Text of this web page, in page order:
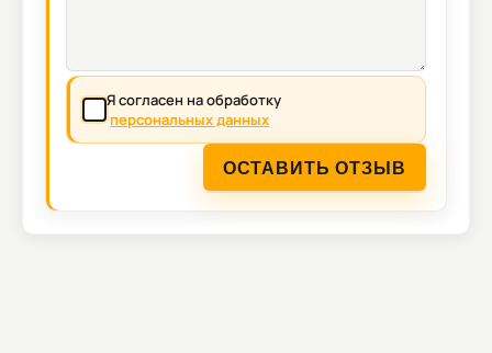
Я согласен на обработку
персональных данных
ОСТАВИТЬ ОТЗЫВ